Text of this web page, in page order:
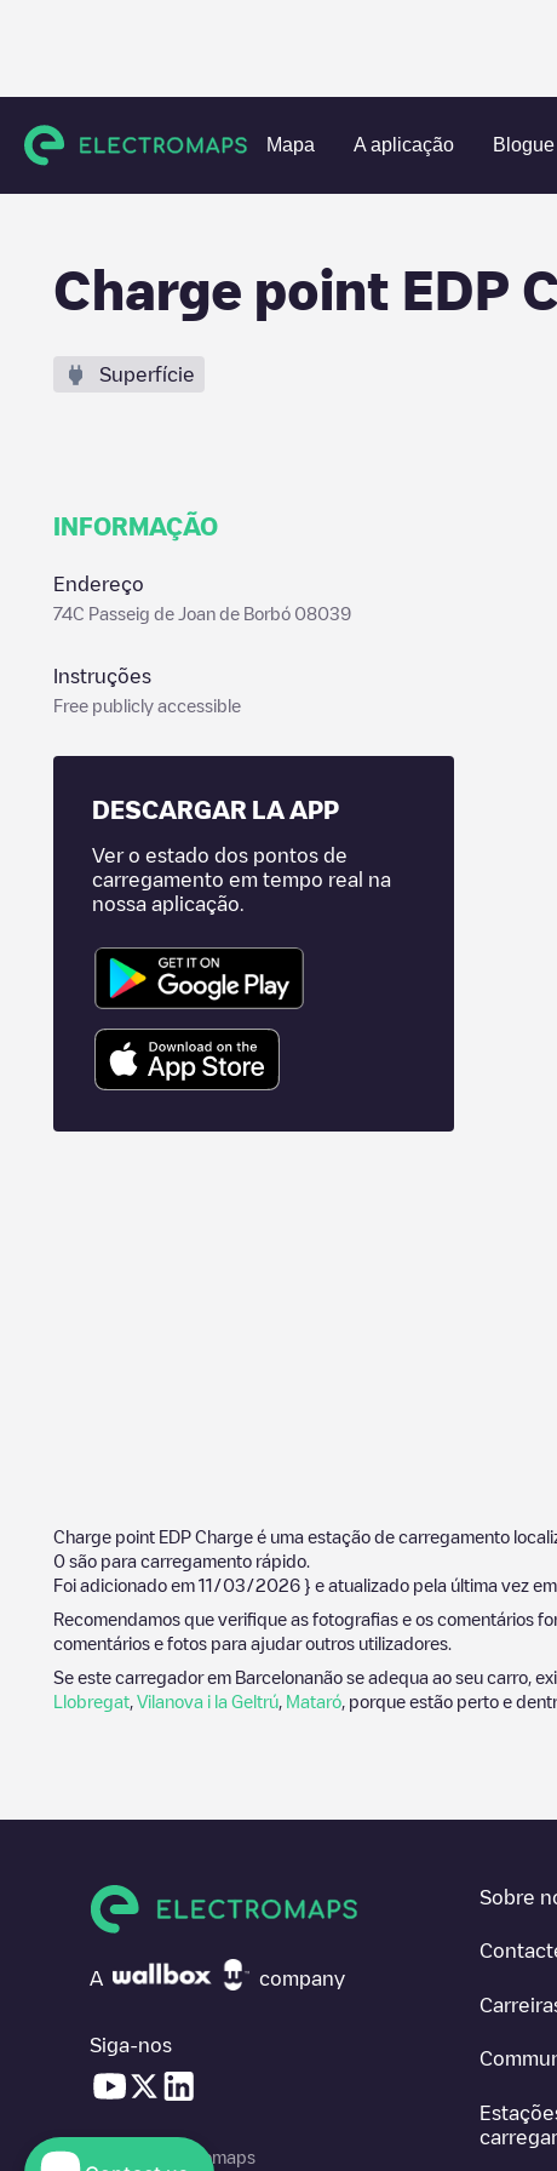
Mapa A aplicação Blogue
Charging stations Espanha Barcelona Barcelona
Charge point EDP
Superfície
INFORMAÇÃO
Endereço
74C Passeig de Joan de Borbó 08039
Instruções
Free publicly accessible
DESCARGAR LA APP
Ver o estado dos pontos de
carregamento em tempo real na
nossa aplicação.
Charge point EDP Charge é uma estação de carregamento
0 são para carregamento rápido.
Foi adicionado em 11/03/2026 } e atualizado pela última vez em
Recomendamos que verifique as fotografias e os comentários
comentários e fotos para ajudar outros utilizadores.
Se este carregador em Barcelonanão se adequa ao seu carro,
Llobregat Vilanova i la Geltrú Mataró , porque estão perto e
A company
Siga-nos
© 2026 Electromaps
Sobre